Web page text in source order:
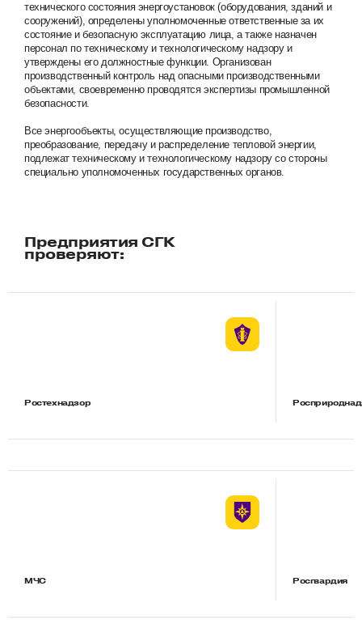
технического состояния энергоустановок (оборудования, зданий и
сооружений), определены уполномоченные ответственные за их
состояние и безопасную эксплуатацию лица, а также назначен
персонал по техническому и технологическому надзору и
утверждены его должностные функции. Организован
производственный контроль над опасными производственными
объектами, своевременно проводятся экспертизы промышленной
безопасности.
Все энергообъекты, осуществляющие производство,
преобразование, передачу и распределение тепловой энергии,
подлежат техническому и технологическому надзору со стороны
специально уполномоченных государственных органов.
Предприятия СГК
проверяют:
Ростехнадзор
МЧС Росгвардия